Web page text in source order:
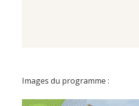
Images du programme :